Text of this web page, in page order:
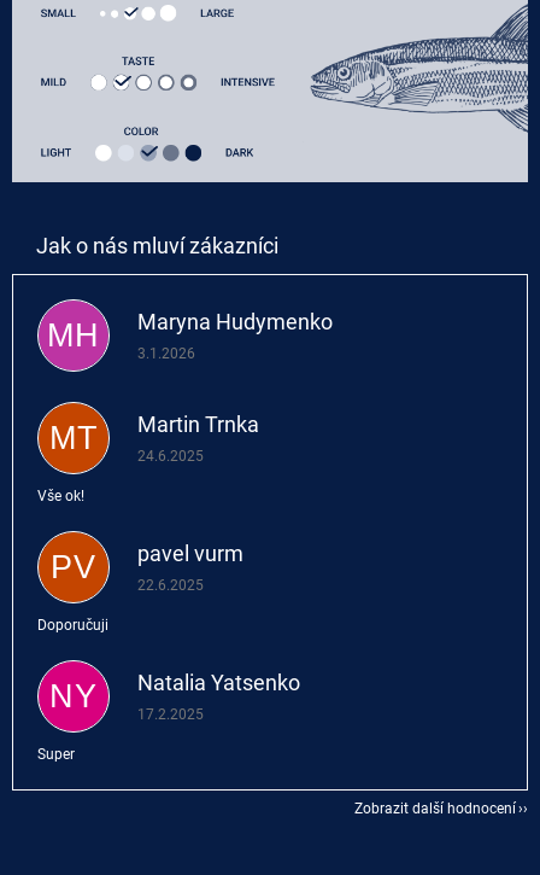
MH Maryna Hudymenko
Hodnocení obchodu je 5 z 5 hvězdiček.
3.1.2026
MT Martin Trnka
Hodnocení obchodu je 5 z 5 hvězdiček.
24.6.2025
Vše ok!
PV pavel vurm
Hodnocení obchodu je 5 z 5 hvězdiček.
22.6.2025
Doporučuji
NY Natalia Yatsenko
Hodnocení obchodu je 5 z 5 hvězdiček.
17.2.2025
Super
Zobrazit další hodnocení